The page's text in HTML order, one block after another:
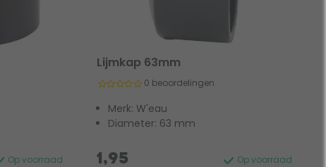
Op voorraad
Lijmkap 63mm
0 beoordelingen
Merk: W'eau
Diameter: 63 mm
Op voorraad
1,95